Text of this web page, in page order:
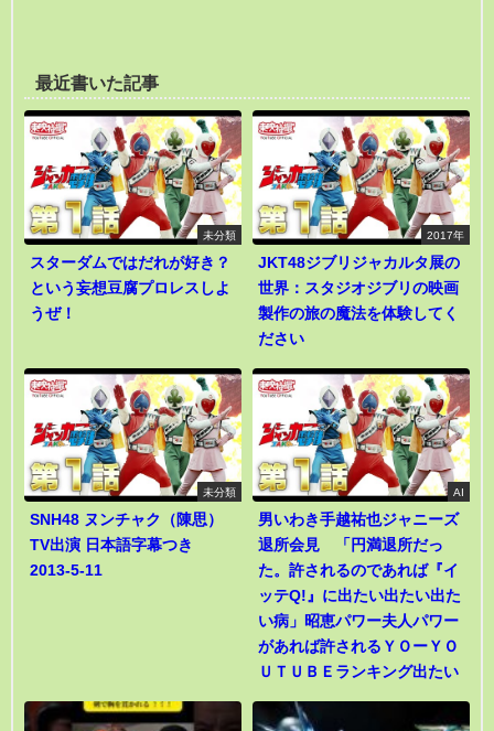
最近書いた記事
未分類
スターダムではだれが好き？
という妄想豆腐プロレスしよ
うぜ！
2017年
JKT48ジブリジャカルタ展の
世界：スタジオジブリの映画
製作の旅の魔法を体験してく
ださい
未分類
SNH48 ヌンチャク（陳思）
TV出演 日本語字幕つき
2013-5-11
AI
男いわき手越祐也ジャニーズ
退所会見 「円満退所だっ
た。許されるのであれば『イ
ッテQ!』に出たい出たい出た
い病」昭恵パワー夫人パワー
があれば許されるＹＯーＹＯ
ＵＴＵＢＥランキング出たい